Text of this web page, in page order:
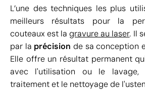
L’une des techniques les plus
meilleurs résultats pour la
couteaux est lagravure au laser. Il
par la précision de sa conception
Elle offre un résultat permanent
avec l'utilisation ou le
traitement et le nettoyage de